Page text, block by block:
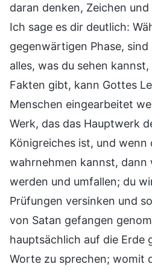
daran denken, Zeichen
Ich sage es dir deutlich:
gegenwärtigen Phase,
alles, was du sehen
Fakten gibt, kann Gottes
Menschen eingearbeitet
Werk, das das Hauptwerk
Königreiches ist, und wenn
wahrnehmen kannst, dann
werden und umfallen; du
Prüfungen versinken und
von Satan gefangen
hauptsächlich auf die Erde
Worte zu sprechen; womit